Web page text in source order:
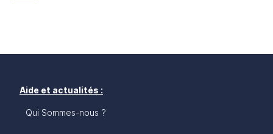
Aide et actualités :
Qui Sommes-nous ?